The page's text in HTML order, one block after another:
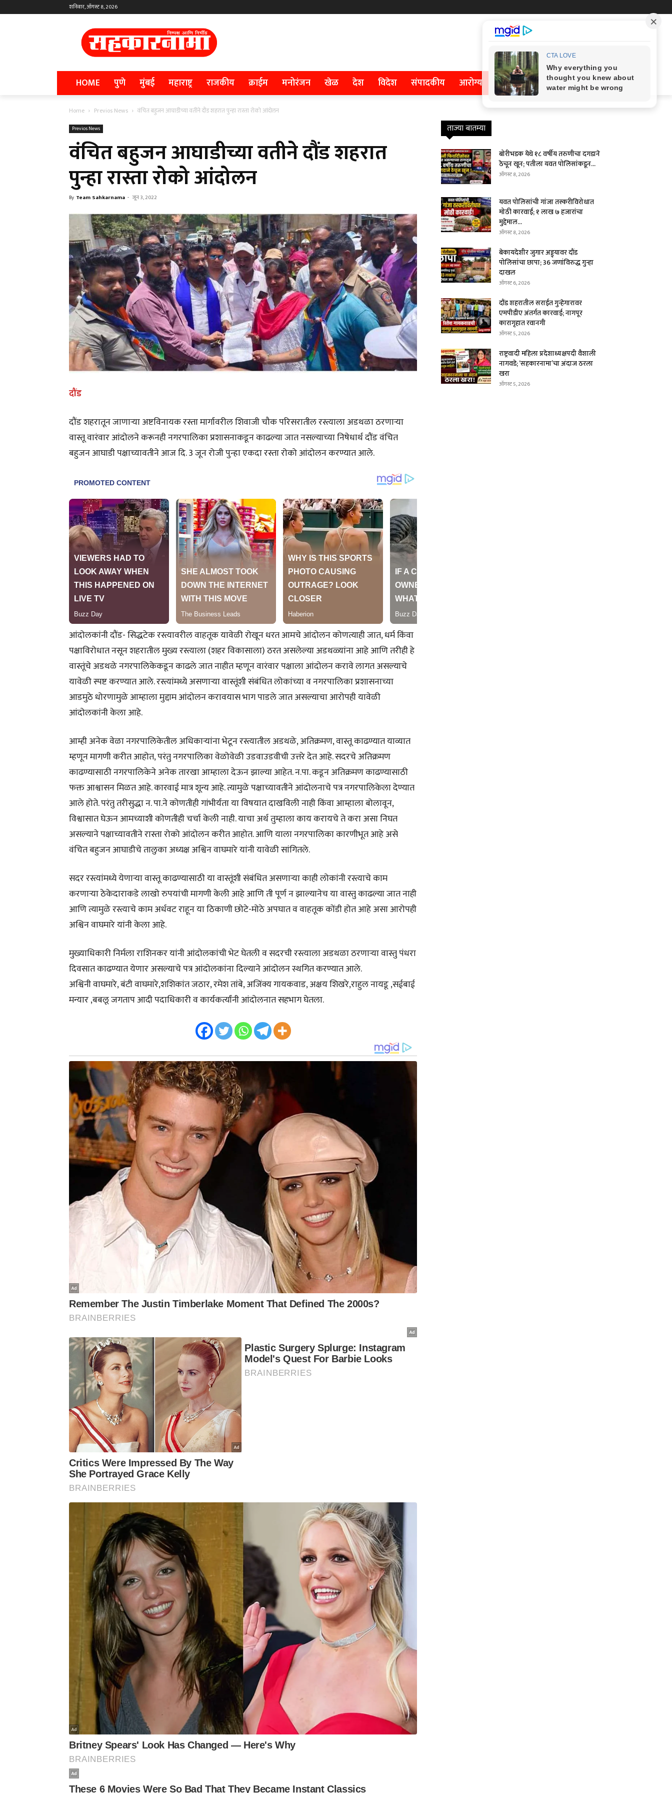
शनिवार, ऑगस्ट 8, 2026
HOME पुणे मुंबई महाराष्ट्र राजकीय क्राईम मनोरंजन खेळ देश विदेश संपादकीय आरोग्य
Home Previos News वंचित बहुजन आघाडीच्या वतीने दौंड शहरात पुन्हा रास्ता रोको आंदोलन
Previos News
वंचित बहुजन आघाडीच्या वतीने दौंड शहरात
पुन्हा रास्ता रोको आंदोलन
By Team Sahkarnama - जून 3, 2022
दौंड
दौंड शहरातून जाणाऱ्या अष्टविनायक रस्ता मार्गावरील शिवाजी चौक परिसरातील रस्त्याला अडथळा ठरणाऱ्या
वास्तू वारंवार आंदोलने करूनही नगरपालिका प्रशासनाकडून काढल्या जात नसल्याच्या निषेधार्थ दौंड वंचित
बहुजन आघाडी पक्षाच्यावतीने आज दि. 3 जून रोजी पुन्हा एकदा रस्ता रोको आंदोलन करण्यात आले.
आंदोलकांनी दौंड- सिद्धटेक रस्त्यावरील वाहतूक यावेळी रोखून धरत आमचे आंदोलन कोणत्याही जात, धर्म किंवा
पक्षाविरोधात नसून शहरातील मुख्य रस्त्याला (शहर विकासाला) ठरत असलेल्या अडथळ्यांना आहे आणि तरीही हे
वास्तूंचे अडथळे नगरपालिकेकडून काढले जात नाहीत म्हणून वारंवार पक्षाला आंदोलन करावे लागत असल्याचे
यावेळी स्पष्ट करण्यात आले. रस्त्यांमध्ये असणाऱ्या वास्तूंशी संबंधित लोकांच्या व नगरपालिका प्रशासनाच्या
आडमुठे धोरणामुळे आम्हाला मुद्दाम आंदोलन करावयास भाग पाडले जात असल्याचा आरोपही यावेळी
आंदोलकांनी केला आहे.
आम्ही अनेक वेळा नगरपालिकेतील अधिकाऱ्यांना भेटून रस्त्यातील अडथळे, अतिक्रमण, वास्तू काढण्यात याव्यात
म्हणून मागणी करीत आहोत, परंतु नगरपालिका वेळोवेळी उडवाउडवीची उत्तरे देत आहे. सदरचे अतिक्रमण
काढण्यासाठी नगरपालिकेने अनेक तारखा आम्हाला देऊन झाल्या आहेत. न.पा. कडून अतिक्रमण काढण्यासाठी
फक्त आश्वासन मिळत आहे. कारवाई मात्र शून्य आहे. त्यामुळे पक्षाच्यावतीने आंदोलनाचे पत्र नगरपालिकेला देण्यात
आले होते. परंतु तरीसुद्धा न. पा.ने कोणतीही गांभीर्यता या विषयात दाखविली नाही किंवा आम्हाला बोलावून,
विश्वासात घेऊन आमच्याशी कोणतीही चर्चा केली नाही. याचा अर्थ तुम्हाला काय करायचे ते करा असा निघत
असल्याने पक्षाच्यावतीने रास्ता रोको आंदोलन करीत आहोत. आणि याला नगरपालिका कारणीभूत आहे असे
वंचित बहुजन आघाडीचे तालुका अध्यक्ष अश्विन वाघमारे यांनी यावेळी सांगितले.
सदर रस्त्यांमध्ये येणाऱ्या वास्तू काढण्यासाठी या वास्तूंशी संबंधित असणाऱ्या काही लोकांनी रस्त्याचे काम
करणाऱ्या ठेकेदाराकडे लाखो रुपयांची मागणी केली आहे आणि ती पूर्ण न झाल्यानेच या वास्तु काढल्या जात नाही
आणि त्यामुळे रस्त्याचे काम अर्धवट राहून या ठिकाणी छोटे-मोठे अपघात व वाहतूक कोंडी होत आहे असा आरोपही
अश्विन वाघमारे यांनी केला आहे.
मुख्याधिकारी निर्मला राशिनकर यांनी आंदोलकांची भेट घेतली व सदरची रस्त्याला अडथळा ठरणाऱ्या वास्तु पंधरा
दिवसात काढण्यात येणार असल्याचे पत्र आंदोलकांना दिल्याने आंदोलन स्थगित करण्यात आले.
अश्विनी वाघमारे, बंटी वाघमारे,शशिकांत जठार, रमेश तांबे, अजिंक्य गायकवाड, अक्षय शिखरे,राहुल नायडू ,सईबाई
मन्यार ,बबलू जगताप आदी पदाधिकारी व कार्यकर्त्यांनी आंदोलनात सहभाग घेतला.
ताज्या बातम्या
बोरीभडक येथे १८ वर्षीय तरुणीचा दगडाने
ठेचून खून; पतीला यवत पोलिसांकडून...
ऑगस्ट 8, 2026
यवत पोलिसांची गांजा तस्करीविरोधात
मोठी कारवाई; १ लाख ७ हजारांचा
मुद्देमाल...
ऑगस्ट 8, 2026
बेकायदेशीर जुगार अड्ड्यावर दौंड
पोलिसांचा छापा; 36 जणांविरुद्ध गुन्हा
दाखल
ऑगस्ट 6, 2026
दौंड शहरातील सराईत गुन्हेगारावर
एमपीडीए अंतर्गत कारवाई; नागपूर
कारागृहात रवानगी
ऑगस्ट 5, 2026
राष्ट्रवादी महिला प्रदेशाध्यक्षपदी वैशाली
नागवडे; ‘सहकारनामा’चा अंदाज ठरला
खरा
ऑगस्ट 5, 2026